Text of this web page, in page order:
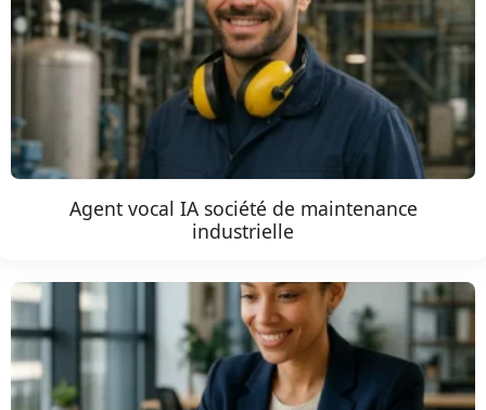
Agent vocal IA société de maintenance
industrielle